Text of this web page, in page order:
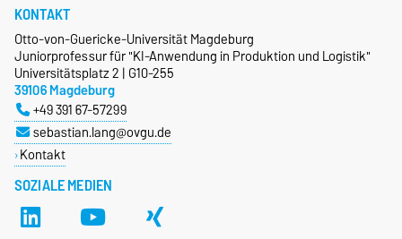
SOZIALE MEDIEN
KONTAKT
Otto-von-Guericke-Universität Magdeburg
Juniorprofessur für "KI-Anwendung in Produktion und Logistik"
Universitätsplatz 2 | G10-255
39106 Magdeburg
+49 391 67-57299
sebastian.lang@ovgu.de
Kontakt